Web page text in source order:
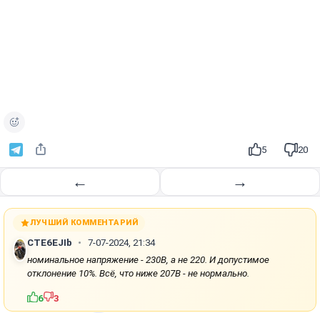
5 20
← →
ЛУЧШИЙ КОММЕНТАРИЙ
CTE6EJIb
7-07-2024, 21:34
номинальное напряжение - 230В, а не 220. И допустимое
отклонение 10%. Всё, что ниже 207В - не нормально.
6 3